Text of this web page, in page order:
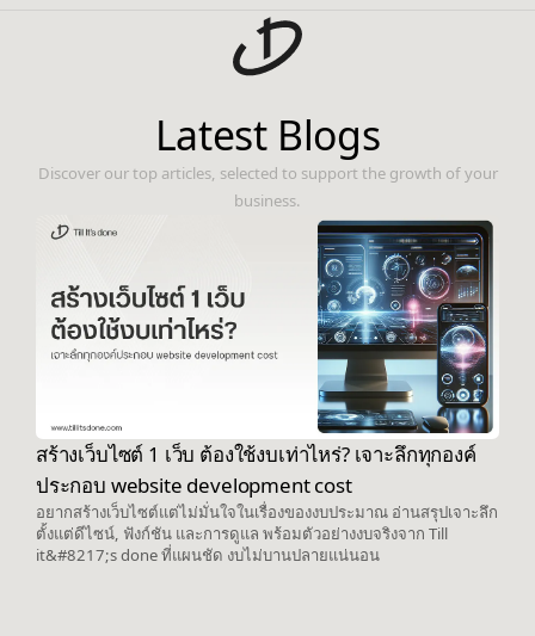
Latest Blogs
Discover our top articles, selected to support the growth of your
business.
สร้างเว็บไซต์ 1 เว็บ ต้องใช้งบเท่าไหร่? เจาะลึกทุกองค์
ประกอบ website development cost
อยากสร้างเว็บไซต์แต่ไม่มั่นใจในเรื่องของงบประมาณ อ่านสรุปเจาะลึก
ตั้งแต่ดีไซน์, ฟังก์ชัน และการดูแล พร้อมตัวอย่างงบจริงจาก Till
it&#8217;s done ที่แผนชัด งบไม่บานปลายแน่นอน